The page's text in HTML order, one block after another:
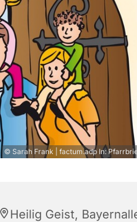
© Sarah Frank | factum.adp In:
Heilig Geist,